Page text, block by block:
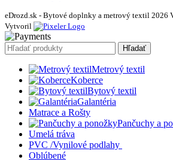
eDrozd.sk - Bytové doplnky a metrový textil 2026
Vytvoril
Hľadať
Metrový textil
Koberce
Bytový textil
Galantéria
Matrace a Rošty
Pančuchy a
Umelá tráva
PVC /Vynilové podlahy
Oblúbené